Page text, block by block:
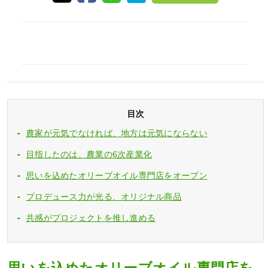
目次
農家が元気でなければ、地方は元気にならない
目指したのは、農業の6次産業化
思いを込めたオリーブオイル専門店をオープン
プロデュース力が光る、オリジナル商品
共感がプロジェクトを推し進める